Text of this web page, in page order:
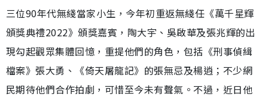
三位90年代無綫當家小生，今年初重返無綫任《萬千星輝
頒獎典禮2022》頒獎嘉賓，陶大宇、吳啟華及張兆輝的出
現勾起觀眾集體回憶，重提他們的角色，包括《刑事偵緝
檔案》張大勇、《倚天屠龍記》的張無忌及楊逍；不少網
民期待他們合作拍劇，可惜至今未有聲氣。不過，近日他